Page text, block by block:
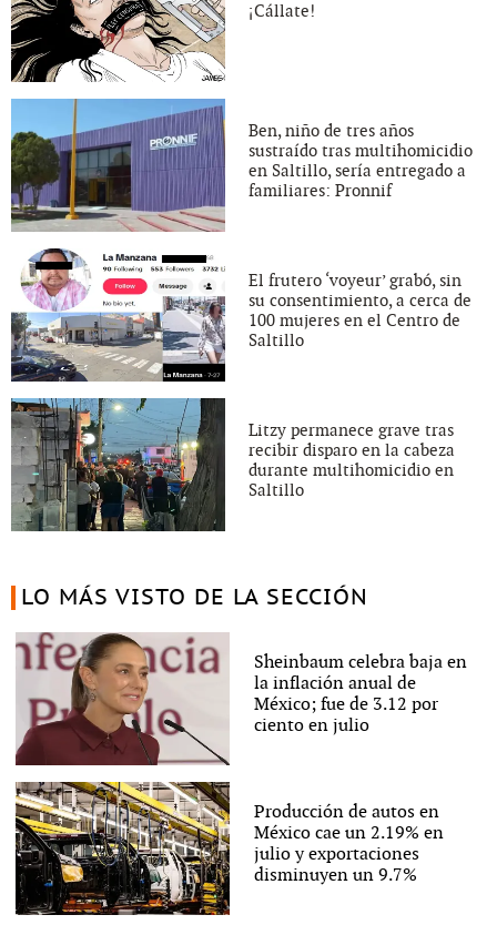
¡Cállate!
Ben, niño de tres años
sustraído tras multihomicidio
en Saltillo, sería entregado a
familiares: Pronnif
El frutero ‘voyeur’ grabó, sin
su consentimiento, a cerca de
100 mujeres en el Centro de
Saltillo
Litzy permanece grave tras
recibir disparo en la cabeza
durante multihomicidio en
Saltillo
LO MÁS VISTO DE LA SECCIÓN
Sheinbaum celebra baja en
la inflación anual de
México; fue de 3.12 por
ciento en julio
Producción de autos en
México cae un 2.19% en
julio y exportaciones
disminuyen un 9.7%